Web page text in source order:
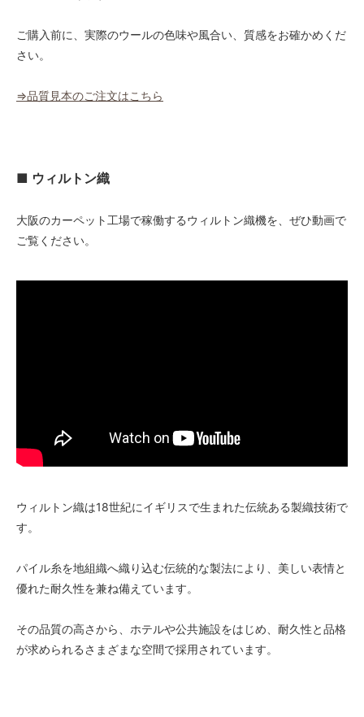
ご購入前に、実際のウールの色味や風合い、質感をお確かめくだ
さい。
⇒品質見本のご注文はこちら
■ ウィルトン織
大阪のカーペット工場で稼働するウィルトン織機を、ぜひ動画で
ご覧ください。
ウィルトン織は18世紀にイギリスで生まれた伝統ある製織技術で
す。
パイル糸を地組織へ織り込む伝統的な製法により、美しい表情と
優れた耐久性を兼ね備えています。
その品質の高さから、ホテルや公共施設をはじめ、耐久性と品格
が求められるさまざまな空間で採用されています。